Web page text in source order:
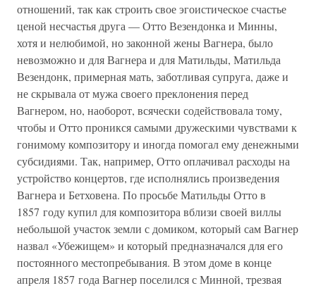
отношений, так как строить свое эгоистическое счастье
ценой несчастья друга — Отто Везендонка и Минны,
хотя и нелюбимой, но законной жены Вагнера, было
невозможно и для Вагнера и для Матильды, Матильда
Везендонк, примерная мать, заботливая супруга, даже и
не скрывала от мужа своего преклонения перед
Вагнером, но, наоборот, всячески содействовала тому,
чтобы и Отто проникся самыми дружескими чувствами к
гонимому композитору и иногда помогал ему денежными
субсидиями. Так, например, Отто оплачивал расходы на
устройство концертов, где исполнялись произведения
Вагнера и Бетховена. По просьбе Матильды Отто в
1857 году купил для композитора вблизи своей виллы
небольшой участок земли с домиком, который сам Вагнер
назвал «Убежищем» и который предназначался для его
постоянного местопребывания. В этом доме в конце
апреля 1857 года Вагнер поселился с Минной, трезвая